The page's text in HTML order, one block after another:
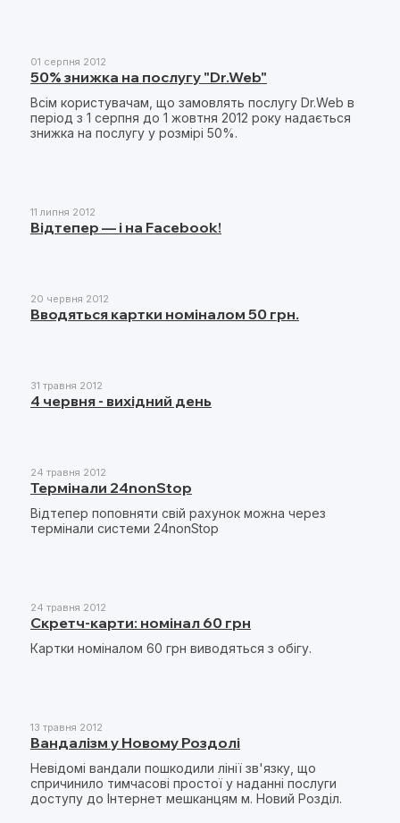
01 серпня 2012
50% знижка на послугу "Dr.Web"
Всім користувачам, що замовлять послугу Dr.Web в
період з 1 серпня до 1 жовтня 2012 року надається
знижка на послугу у розмірі 50%.
11 липня 2012
Відтепер — і на Facebook!
20 червня 2012
Вводяться картки номіналом 50 грн.
31 травня 2012
4 червня - вихідний день
24 травня 2012
Термінали 24nonStop
Відтепер поповняти свій рахунок можна через
термінали системи 24nonStop
24 травня 2012
Скретч-карти: номінал 60 грн
Картки номіналом 60 грн виводяться з обігу.
13 травня 2012
Вандалізм у Новому Роздолі
Невідомі вандали пошкодили лінії зв'язку, що
спричинило тимчасові простої у наданні послуги
доступу до Інтернет мешканцям м. Новий Розділ.